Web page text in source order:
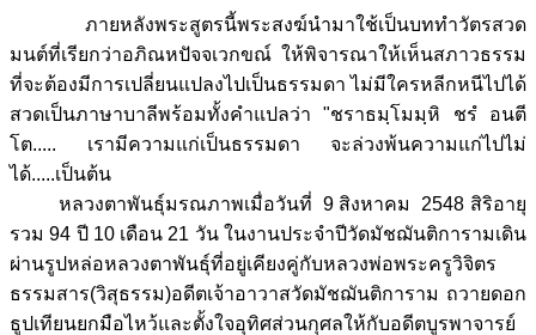
ภายหลังพระสูตรนี้พระสงฆ์นำมาใช้เป็นบททำวัตรสวด
มนต์ที่เรียกว่าอภิณหปัจจเวกขณ์ ให้พิจารณาให้เห็นสภาวธรรม
ที่จะต้องมีการเปลี่ยนแปลงไปเป็นธรรมดา ไม่มีใครหลีกหนีไปได้
สวดเป็นภาษาบาลีพร้อมทั้งคำแปลว่า "ชราธมฺโมมฺหิ ชรํ อนตี
โต..... เรามีความแก่เป็นธรรมดา จะล่วงพ้นความแก่ไปไม่
ได้.....เป็นต้น
หลวงตาพันธุ์มรณภาพเมื่อวันที่ 9 สิงหาคม 2548 สิริอายุ
รวม 94 ปี 10 เดือน 21 วัน ในงานประจำปีวัดมัชฌันติการามเดิน
ผ่านรูปหล่อหลวงตาพันธุ์ที่อยู่เคียงคู่กับหลวงพ่อพระครูวิจิตร
ธรรมสาร(วิสุธรรม)อดีตเจ้าอาวาสวัดมัชฌันติการาม ถวายดอก
ธูปเทียนยกมือไหว้และตั้งใจอุทิศส่วนกุศลให้กับอดีตบูรพาจารย์